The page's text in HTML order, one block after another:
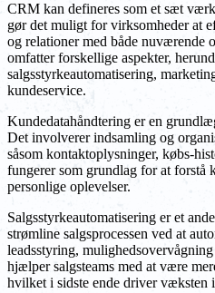
CRM kan defineres som et sæt
gør det muligt for virksomheder at
og relationer med både nuværende
omfatter forskellige aspekter,
salgsstyrkeautomatisering,
kundeservice.
Kundedatahåndtering er en
Det involverer indsamling og
såsom kontaktoplysninger, købs-
fungerer som grundlag for at
personlige oplevelser.
Salgsstyrkeautomatisering er et
strømline salgsprocessen ved at
leadsstyring,
hjælper salgsteams med at være
hvilket i sidste ende driver væksten